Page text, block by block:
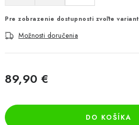
Pre zobrazenie dostupnosti zvoľte variant
Možnosti doručenia
89,90 €
DO KOŠÍKA